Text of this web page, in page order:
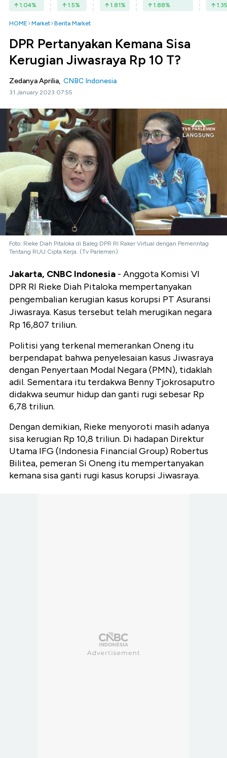
1.04% 1.5% 1.81% 1.88% 1.35
HOME Market Berita Market
DPR Pertanyakan Kemana Sisa
Kerugian Jiwasraya Rp 10 T?
Zedanya Aprilia, CNBC Indonesia
31 January 2023 07:55
Foto: Rieke Diah Pitaloka di Baleg DPR RI Raker Virtual dengan Pemerintag
Tentang RUU Cipta Kerja. (Tv Parlemen)
Jakarta, CNBC Indonesia - Anggota Komisi VI
DPR RI Rieke Diah Pitaloka mempertanyakan
pengembalian kerugian kasus korupsi PT Asuransi
Jiwasraya. Kasus tersebut telah merugikan negara
Rp 16,807 triliun.
Politisi yang terkenal memerankan Oneng itu
berpendapat bahwa penyelesaian kasus Jiwasraya
dengan Penyertaan Modal Negara (PMN), tidaklah
adil. Sementara itu terdakwa Benny Tjokrosaputro
didakwa seumur hidup dan ganti rugi sebesar Rp
6,78 triliun.
Dengan demikian, Rieke menyoroti masih adanya
sisa kerugian Rp 10,8 triliun. Di hadapan Direktur
Utama IFG (Indonesia Financial Group) Robertus
Bilitea, pemeran Si Oneng itu mempertanyakan
kemana sisa ganti rugi kasus korupsi Jiwasraya.